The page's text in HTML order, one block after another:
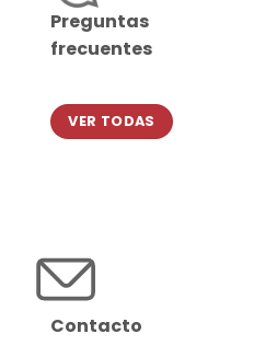
Preguntas
frecuentes
VER TODAS
Contacto